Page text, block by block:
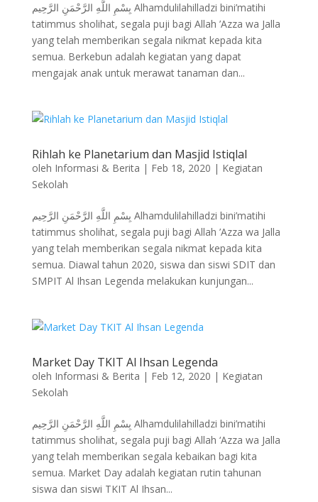
بِسْمِ اللَّهِ الرَّحْمَنِ الرَّحِيم Alhamdulilahilladzi bini’matihi
tatimmus sholihat, segala puji bagi Allah ’Azza wa Jalla
yang telah memberikan segala nikmat kepada kita
semua. Berkebun adalah kegiatan yang dapat
mengajak anak untuk merawat tanaman dan...
Rihlah ke Planetarium dan Masjid Istiqlal
oleh Informasi & Berita | Feb 18, 2020 | Kegiatan
Sekolah
بِسْمِ اللَّهِ الرَّحْمَنِ الرَّحِيم Alhamdulilahilladzi bini’matihi
tatimmus sholihat, segala puji bagi Allah ’Azza wa Jalla
yang telah memberikan segala nikmat kepada kita
semua. Diawal tahun 2020, siswa dan siswi SDIT dan
SMPIT Al Ihsan Legenda melakukan kunjungan...
Market Day TKIT Al Ihsan Legenda
oleh Informasi & Berita | Feb 12, 2020 | Kegiatan
Sekolah
بِسْمِ اللَّهِ الرَّحْمَنِ الرَّحِيم Alhamdulilahilladzi bini’matihi
tatimmus sholihat, segala puji bagi Allah ‘Azza wa Jalla
yang telah memberikan segala kebaikan bagi kita
semua. Market Day adalah kegiatan rutin tahunan
siswa dan siswi TKIT Al Ihsan...